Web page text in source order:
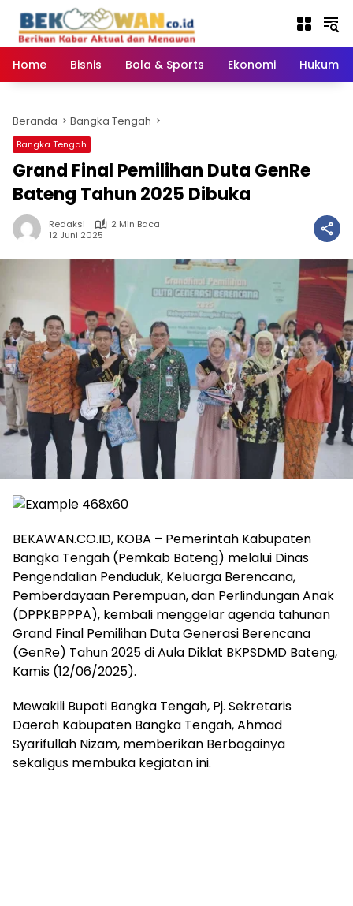
konten
Home
Bisnis Bola & Sports Ekonomi Hukum
Beranda Bangka Tengah
Bangka Tengah
‎Grand Final Pemilihan Duta GenRe
Bateng Tahun 2025 Dibuka ‎
Redaksi
2 Min Baca
12 Juni 2025
BEKAWAN.CO.ID, KOBA – Pemerintah Kabupaten
Bangka Tengah (Pemkab Bateng) melalui Dinas
Pengendalian Penduduk, Keluarga Berencana,
Pemberdayaan Perempuan, dan Perlindungan Anak
(DPPKBPPPA), kembali menggelar agenda tahunan
Grand Final Pemilihan Duta Generasi Berencana
(GenRe) Tahun 2025 di Aula Diklat BKPSDMD Bateng,
Kamis (12/06/2025).
‎Mewakili Bupati Bangka Tengah, Pj. Sekretaris
Daerah Kabupaten Bangka Tengah, Ahmad
Syarifullah Nizam, memberikan Berbagainya
sekaligus membuka kegiatan ini.